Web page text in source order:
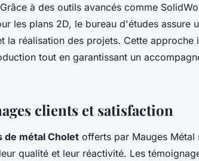
à des outils avancés comme
les plans 2D, le bureau d'études assure
la réalisation des projets. Cette
tout en garantissant un
clients et satisfaction
de métal Cholet offerts par Mauges Métal
qualité et leur réactivité. Les